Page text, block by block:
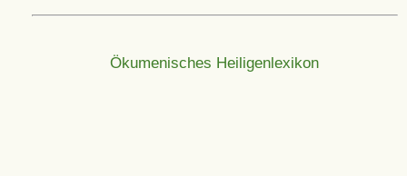
Ökumenisches Heiligenlexikon